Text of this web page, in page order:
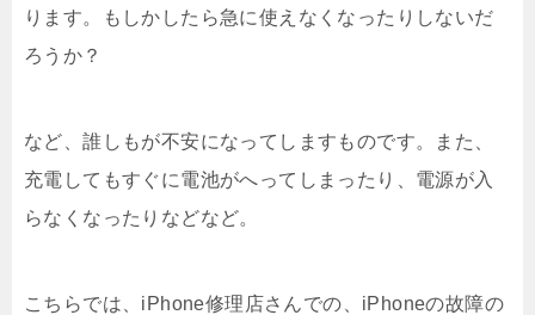
ります。もしかしたら急に使えなくなったりしないだ
ろうか？
など、誰しもが不安になってしますものです。また、
充電してもすぐに電池がへってしまったり、電源が入
らなくなったりなどなど。
こちらでは、iPhone修理店さんでの、iPhoneの故障の